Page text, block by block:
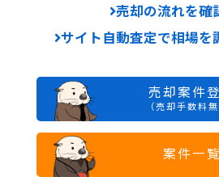
売却の流れを確
サイト自動査定で相場を
売却案件
（売却手数料無
案件一覧